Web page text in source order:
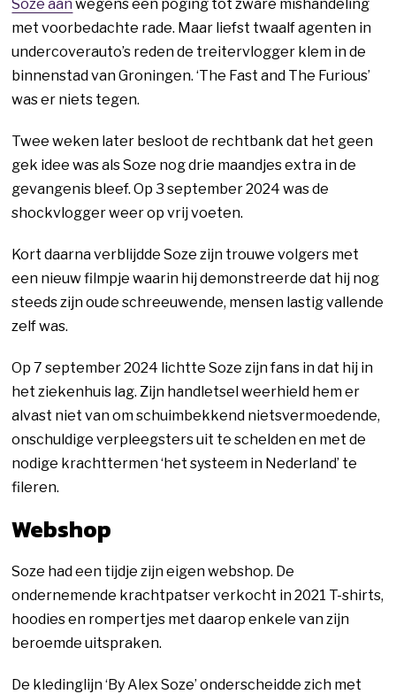
Soze aan wegens een poging tot zware mishandeling
met voorbedachte rade. Maar liefst twaalf agenten in
undercoverauto’s reden de treitervlogger klem in de
binnenstad van Groningen. ‘The Fast and The Furious’
was er niets tegen.
Twee weken later besloot de rechtbank dat het geen
gek idee was als Soze nog drie maandjes extra in de
gevangenis bleef. Op 3 september 2024 was de
shockvlogger weer op vrij voeten.
Kort daarna verblijdde Soze zijn trouwe volgers met
een nieuw filmpje waarin hij demonstreerde dat hij nog
steeds zijn oude schreeuwende, mensen lastig vallende
zelf was.
Op 7 september 2024 lichtte Soze zijn fans in dat hij in
het ziekenhuis lag. Zijn handletsel weerhield hem er
alvast niet van om schuimbekkend nietsvermoedende,
onschuldige verpleegsters uit te schelden en met de
nodige krachttermen ‘het systeem in Nederland’ te
fileren.
Webshop
Soze had een tijdje zijn eigen webshop. De
ondernemende krachtpatser verkocht in 2021 T-shirts,
hoodies en rompertjes met daarop enkele van zijn
beroemde uitspraken.
De kledinglijn ‘By Alex Soze’ onderscheidde zich met